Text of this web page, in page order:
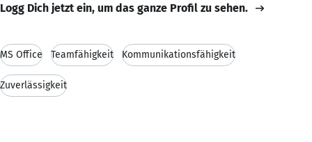
Logg Dich jetzt ein, um das ganze Profil zu sehen.
MS Office Teamfähigkeit Kommunikationsfähigkeit
Zuverlässigkeit